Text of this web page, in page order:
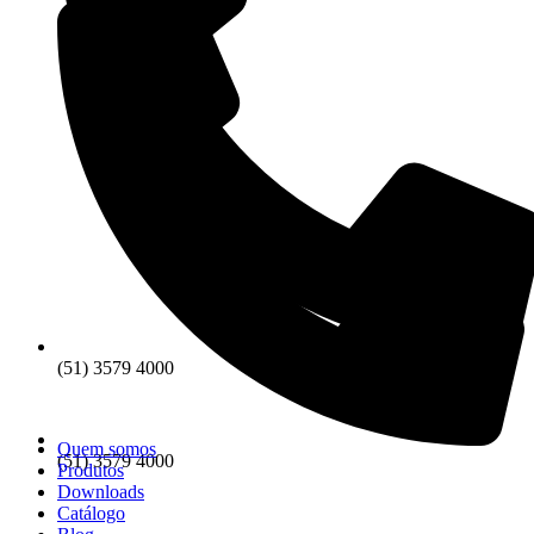
(51) 3579 4000
(51) 3579 4000
Quem somos
Produtos
Downloads
Catálogo